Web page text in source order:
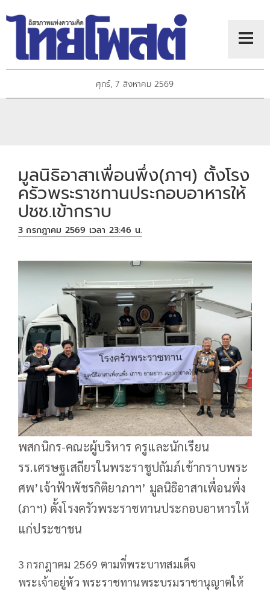
ศุกร์, 7 สิงหาคม 2569
มูลนิธิอาสาเพื่อนพึ่ง(ภาฯ) ตั้งโรง
ครัวพระราชทานประกอบอาหารให้
ปชช.เข้ากราบ
3 กรกฎาคม 2569 เวลา 23:46 น.
พสกนิกร-คณะผู้บริหาร ครูและนักเรียน
รร.เศรษฐเสถียรในพระราชูปถัมภ์เข้ากราบพระ
ศพ’เจ้าฟ้าพัชรกิติยาภาฯ’ มูลนิธิอาสาเพื่อนพึ่ง
(ภาฯ) ตั้งโรงครัวพระราชทานประกอบอาหารให้
แก่ประชาชน
3 กรกฎาคม 2569 ตามที่พระบาทสมเด็จ
พระเจ้าอยู่หัว พระราชทานพระบรมราชานุญาตให้